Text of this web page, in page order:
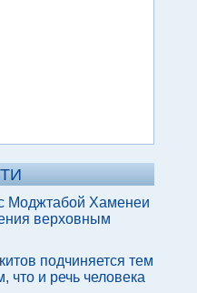
Моджтабой Хаменеи
верховным
подчиняется тем
что и речь человека